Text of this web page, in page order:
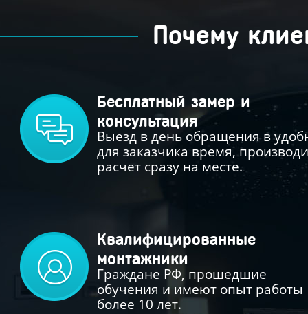
Почему
Бесплатный замер и
консультация
Выезд в день обращения в
для заказчика время,
расчет сразу на месте.
Граждане РФ, прошедшие
обучения и имеют опыт работы
более 10 лет.
Квалифицированные
монтажники